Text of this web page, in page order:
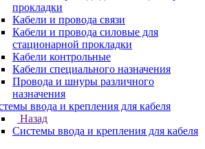
прокладки
Кабели и провода связи
Кабели и провода силовые для
стационарной прокладки
Кабели контрольные
Кабели специального назначения
Провода и шнуры различного
назначения
ввода и крепления для кабеля
Назад
Системы ввода и крепления для кабеля